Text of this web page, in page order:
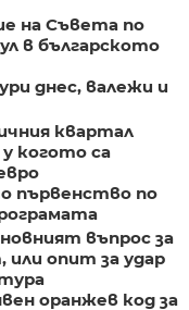
на Съвета по
в българското
днес, валежи и
квартал
когото са
първенство по
въпрос за
или опит за удар
оранжев код за